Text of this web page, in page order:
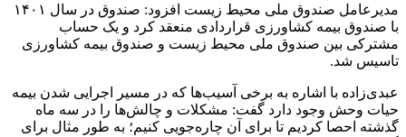
مدیرعامل صندوق ملی محیط زیست افزود: صندوق در سال ۱۴۰۱
با صندوق بیمه کشاورزی قراردادی منعقد کرد و یک حساب
مشترکی بین صندوق ملی محیط زیست و صندوق بیمه کشاورزی
تاسیس شد.
عبدی‌زاده با اشاره به برخی آسیب‌ها که در مسیر اجرایی شدن بیمه
حیات وحش وجود دارد گفت: مشکلات و چالش‌ها را در سه ماه
گذشته احصا کردیم تا برای آن چاره‌جویی کنیم؛ به طور مثال برای